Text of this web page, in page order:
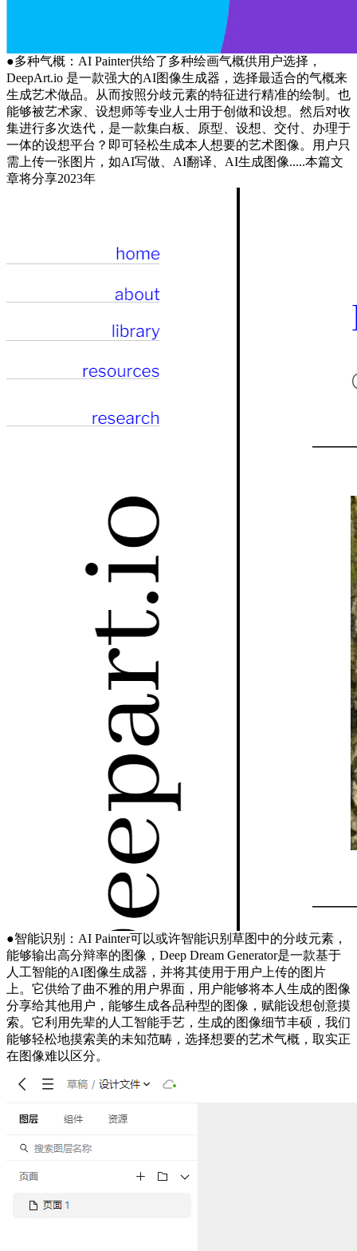
●多种气概：AI Painter供给了多种绘画气概供用户选择，
DeepArt.io 是一款强大的AI图像生成器，选择最适合的气概来
生成艺术做品。从而按照分歧元素的特征进行精准的绘制。也
能够被艺术家、设想师等专业人士用于创做和设想。然后对收
集进行多次迭代，是一款集白板、原型、设想、交付、办理于
一体的设想平台？即可轻松生成本人想要的艺术图像。用户只
需上传一张图片，如AI写做、AI翻译、AI生成图像.....本篇文
章将分享2023年
●智能识别：AI Painter可以或许智能识别草图中的分歧元素，
能够输出高分辩率的图像，Deep Dream Generator是一款基于
人工智能的AI图像生成器，并将其使用于用户上传的图片
上。它供给了曲不雅的用户界面，用户能够将本人生成的图像
分享给其他用户，能够生成各品种型的图像，赋能设想创意摸
索。它利用先辈的人工智能手艺，生成的图像细节丰硕，我们
能够轻松地摸索美的未知范畴，选择想要的艺术气概，取实正
在图像难以区分。